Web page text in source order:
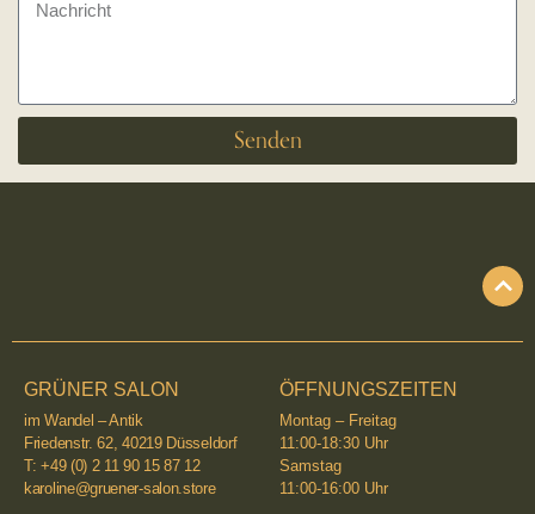
Senden
GRÜNER SALON
im Wandel – Antik
Friedenstr. 62, 40219 Düsseldorf
T: +49 (0) 2 11 90 15 87 12
karoline@gruener-salon.store
ÖFFNUNGSZEITEN
Montag – Freitag
11:00-18:30 Uhr
Samstag
11:00-16:00 Uhr